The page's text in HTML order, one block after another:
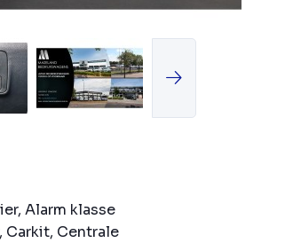
Alarm klasse
Carkit, Centrale